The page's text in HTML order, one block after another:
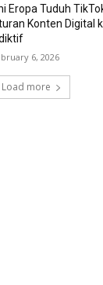
Eropa Tuduh
Konten Digital
6, 2026
Load more